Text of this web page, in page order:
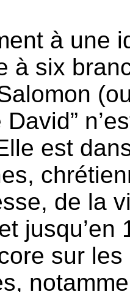
à une
à six
David”
est
de la
sur